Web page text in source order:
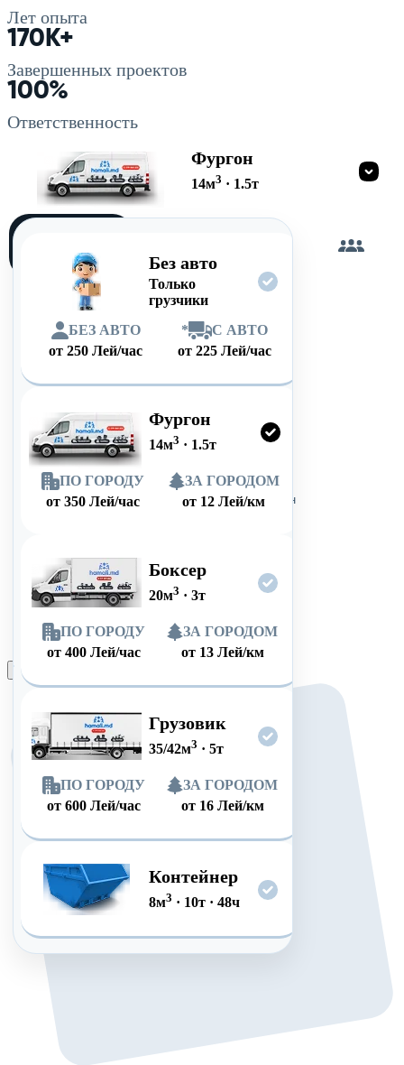
Лет опыта
170K+
Завершенных проектов
100%
Ответственность
Фургон
14м3 · 1.5т
Без авто
Только
грузчики
БЕЗ АВТО
от250 Лей/час
*
С АВТО
от 225 Лей/час
Фургон
14м3 · 1.5т
ПО ГОРОДУ
от 350 Лей/час
ЗА ГОРОДОМ
от 12 Лей/км
Боксер
20м3 · 3т
ПО ГОРОДУ
от 400 Лей/час
ЗА ГОРОДОМ
от 13 Лей/км
Грузовик
35/42м3 · 5т
ПО ГОРОДУ
от 600 Лей/час
ЗА ГОРОДОМ
от 16 Лей/км
Контейнер
8м3 · 10т· 48ч
Оформить заказ